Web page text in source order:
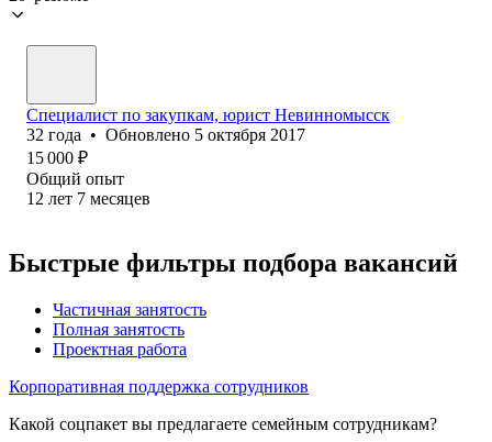
Специалист по закупкам, юрист Невинномысск
32 года • Обновлено 5 октября 2017
15 000 ₽
Общий опыт
12 лет 7 месяцев
Быстрые фильтры подбора вакансий
Частичная занятость
Полная занятость
Проектная работа
Корпоративная поддержка сотрудников
Какой соцпакет вы предлагаете семейным сотрудникам?